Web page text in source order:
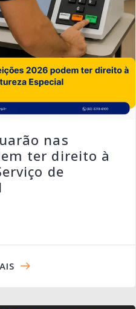
nas
ter direito à
de